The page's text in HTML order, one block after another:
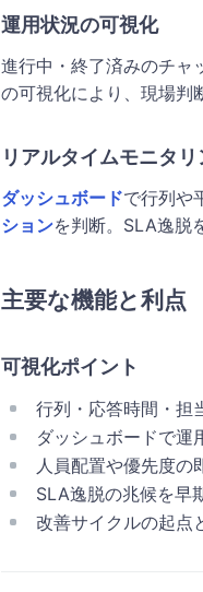
運用状況の可視化
進行中・終了済みのチャ
の可視化により、現場判
リアルタイムモニタ
ダッシュボードで行列や
ションを判断。SLA逸脱
主要な機能と利点
可視化ポイント
行列・応答時間・担
ダッシュボードで運
人員配置や優先度の
SLA逸脱の兆候を早
改善サイクルの起点